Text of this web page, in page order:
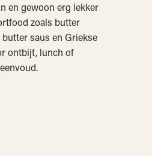
en gewoon erg lekker
zoals butter
butter saus en Griekse
ontbijt, lunch of